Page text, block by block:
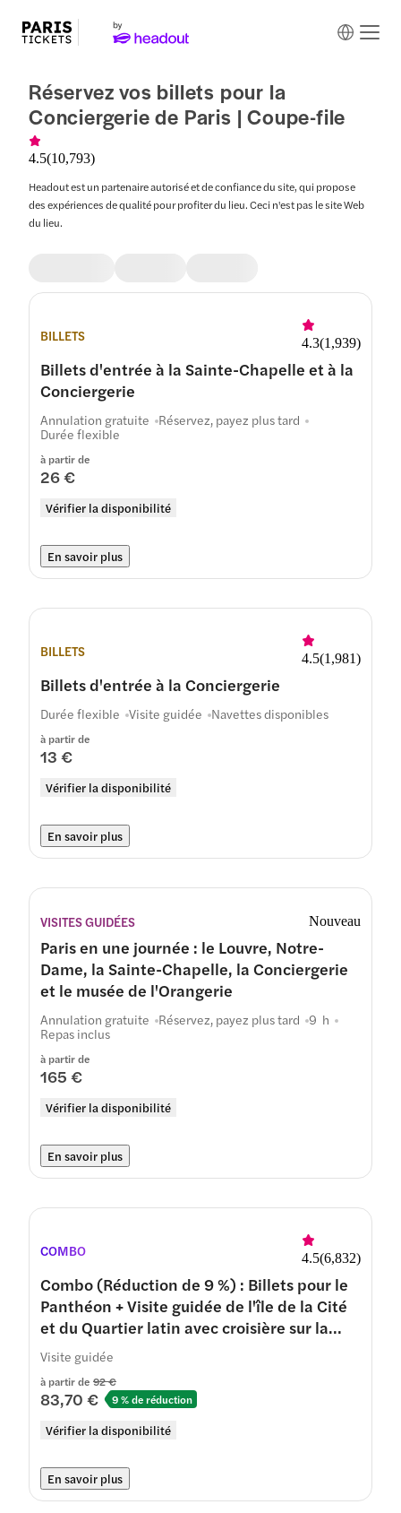
Réservez vos billets pour la
Conciergerie de Paris | Coupe-file
4.5(10,793)
Headout est un partenaire autorisé et de confiance du site, qui propose
des expériences de qualité pour profiter du lieu. Ceci n'est pas le site Web
du lieu.
BILLETS 4.3(1,939)
Billets d'entrée à la Sainte-Chapelle et à la
Conciergerie
à partir de
26 €
Vérifier la disponibilité
Annulation gratuite Réservez, payez plus tard
Durée flexible
En savoir plus
BILLETS 4.5(1,981)
Billets d'entrée à la Conciergerie
à partir de
13 €
Vérifier la disponibilité
Durée flexible Visite guidée Navettes disponibles
En savoir plus
VISITES GUIDÉES Nouveau
Paris en une journée : le Louvre, Notre-
Dame, la Sainte-Chapelle, la Conciergerie
et le musée de l'Orangerie
à partir de
165 €
Vérifier la disponibilité
Annulation gratuite Réservez, payez plus tard 9 h
Repas inclus
En savoir plus
COMBO 4.5(6,832)
Combo (Réduction de 9 %) : Billets pour le
Panthéon + Visite guidée de l'île de la Cité
et du Quartier latin avec croisière sur la
Seine
à partir de 92 €
83,70 € 9 % de réduction
Vérifier la disponibilité
Visite guidée
En savoir plus